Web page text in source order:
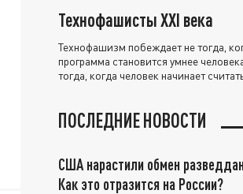
Технофашисты XXI века
Технофашизм побеждает не тогда,
программа становится умнее
тогда, когда человек начинает
ПОСЛЕДНИЕ НОВОСТИ
США нарастили обмен
Как это отразится на России?